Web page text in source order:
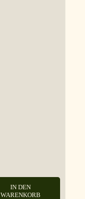
IN DEN
WARENKORB